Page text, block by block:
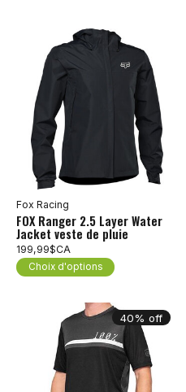
Fox Racing
FOX Ranger 2.5 Layer Water
Jacket veste de pluie
199,99$CA
Choix d'options
40% off